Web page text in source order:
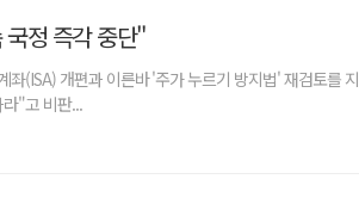
정 즉각 중단"
(ISA) 개편과 이른바 '주가 누르기 방지법' 재검토를 지
"고 비판...